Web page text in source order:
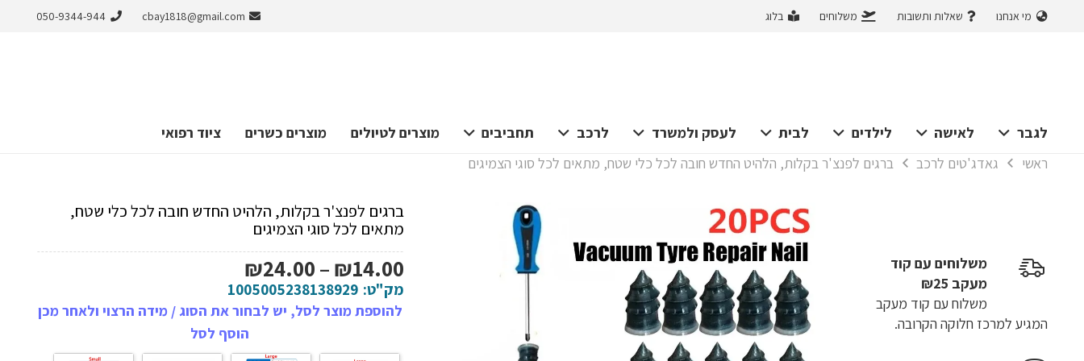
מי אנחנו שאלות ותשובות משלוחים בלוג cbay1818@gmail.com
050-9344-944
לגבר לאישה לילדים לבית לעסק ולמשרד לרכב תחביבים מוצרים לטיולים מוצרים כשרים
ציוד רפואי
ראשי
גאדג'טים לרכב ברגים לפנצ'ר בקלות, הלהיט החדש חובה לכל כלי שטח, מתאים לכל סוגי הצמיגים
ברגים לפנצ'ר בקלות, הלהיט החדש חובה לכל כלי שטח,
מתאים לכל סוגי הצמיגים
₪14.00
–
₪24.00
מחירים:
⁦₪14.00⁩
עד
מק"ט: 1005005238138929
להוספת מוצר לסל, יש לבחור את הסוג / מידה הרצוי ולאחר מכן
הוסף לסל
משלוחים עם קוד
מעקב ₪25
משלוח​ עם קוד מעקב
המגיע למרכז חלוקה הקרובה.